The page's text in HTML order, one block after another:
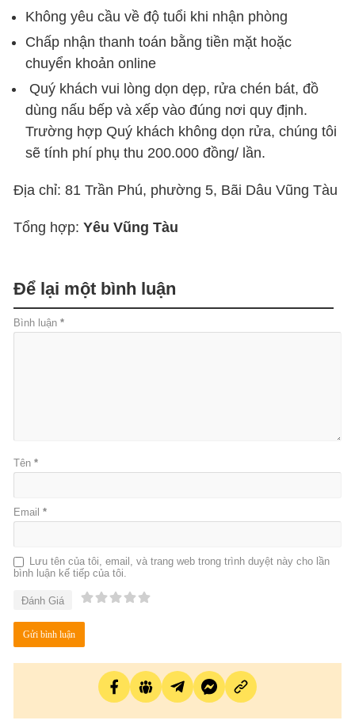
Không yêu cầu về độ tuổi khi nhận phòng
Chấp nhận thanh toán bằng tiền mặt hoặc
chuyển khoản online
Quý khách vui lòng dọn dẹp, rửa chén bát, đồ
dùng nấu bếp và xếp vào đúng nơi quy định.
Trường hợp Quý khách không dọn rửa, chúng tôi
sẽ tính phí phụ thu 200.000 đồng/ lần.
Địa chỉ: 81 Trần Phú, phường 5, Bãi Dâu Vũng Tàu
Tổng hợp:Yêu Vũng Tàu
Để lại một bình luận
Bình luận*
Tên*
Email*
Lưu tên của tôi, email, và trang web trong trình duyệt này cho lần
bình luận kế tiếp của tôi.
Đánh Giá